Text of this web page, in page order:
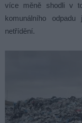
více měně shodli v
komunálního
netřídění.